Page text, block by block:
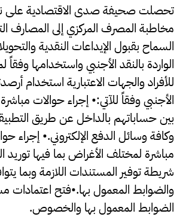
تحصلت صحيفة صدى الاقتصادية
مخاطبة المصرف المركزي إلى المصارف
السماح بقبول الإيداعات النقدية
الواردة بالنقد الأجنبي واستخدامها وفقاً
للأفراد والجهات الاعتبارية استخدام
الأجنبي وفقاً للآتي:• إجراء حوالات
بين حساباتهم بالداخل عن طريق
وكافة وسائل الدفع الإلكتروني.• إجراء
مباشرة لمختلف الأغراض بما فيها
شريطة توفير المستندات اللازمة وبما
والضوابط المعمول بها.•فتح اعتمادات
الضوابط المعمول بها والخصوص.